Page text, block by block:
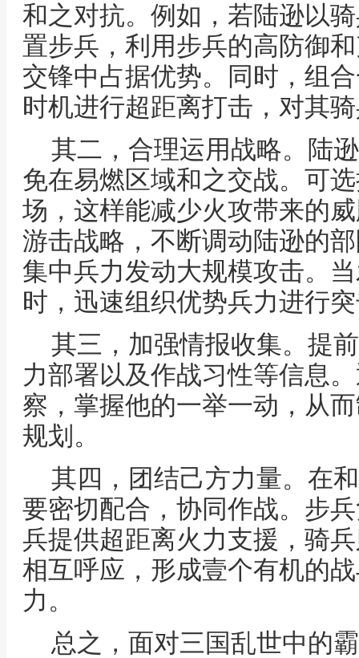
和之对抗。例如，若陆逊以
置步兵，利用步兵的高防御
交锋中占据优势。同时，组
时机进行超距离打击，对其
其二，合理运用战略。陆
免在易燃区域和之交战。可
场，这样能减少火攻带来的
游击战略，不断调动陆逊的
集中兵力发动大规模攻击。
时，迅速组织优势兵力进行
其三，加强情报收集。提
力部署以及作战习性等信息
察，掌握他的一举一动，从
规划。
其四，团结己方力量。在
要密切配合，协同作战。步
兵提供超距离火力支援，骑
相互呼应，形成壹个有机的
力。
总之，面对三国乱世中的